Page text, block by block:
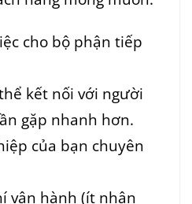
cho bộ phận tiếp
kết nối với người
gặp nhanh hơn.
của bạn chuyên
vận hành (ít nhân